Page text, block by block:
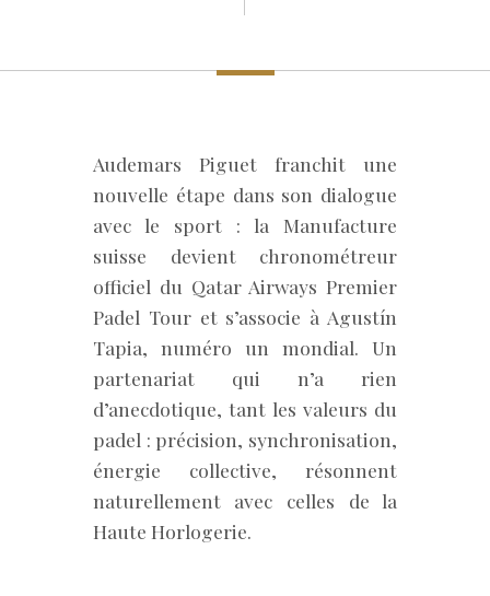
Audemars Piguet franchit une
nouvelle étape dans son dialogue
avec le sport : la Manufacture
suisse devient chronométreur
officiel du Qatar Airways Premier
Padel Tour et s’associe à Agustín
Tapia, numéro un mondial. Un
partenariat qui n’a rien
d’anecdotique, tant les valeurs du
padel : précision, synchronisation,
énergie collective, résonnent
naturellement avec celles de la
Haute Horlogerie.